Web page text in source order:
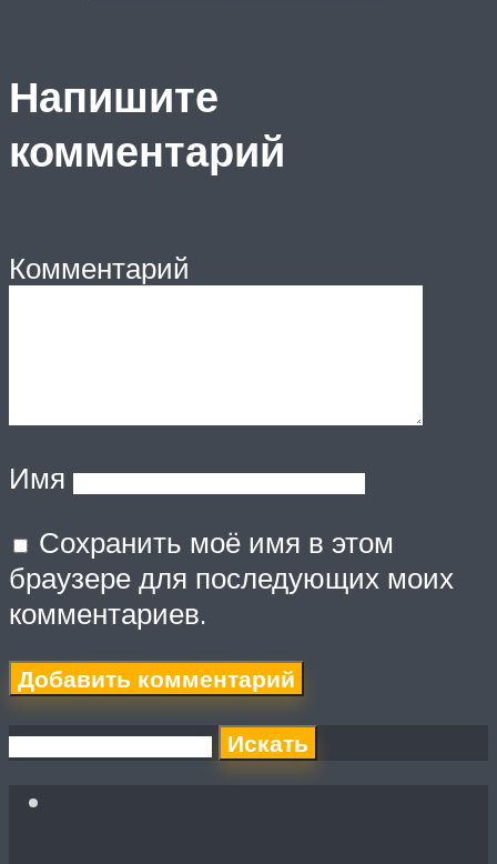
Напишите
комментарий
Комментарий
Имя
Сохранить моё имя в этом
браузере для последующих моих
комментариев.
Искать